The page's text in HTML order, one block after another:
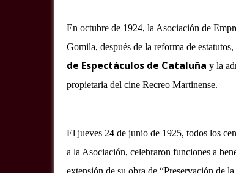
En octubre de 1924, la Asociación de
Gomila, después de la reforma de
de Espectáculos de Cataluña y la
propietaria del cine Recreo Martinense.
El jueves 24 de junio de 1925, todos los
a la Asociación, celebraron funciones a
extensión de su obra de “Preservación de